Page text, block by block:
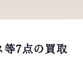
7点の買取